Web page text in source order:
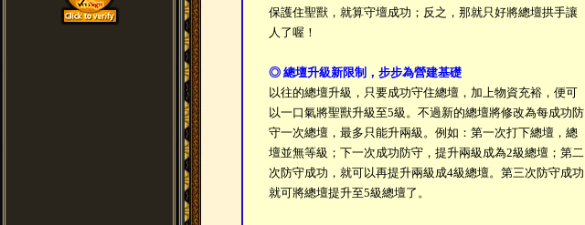
保護住聖獸，就算守壇成功；反之，那就只好將總壇拱手讓
人了喔！
◎ 總壇升級新限制，步步為營建基礎
以往的總壇升級，只要成功守住總壇，加上物資充裕，便可
以一口氣將聖獸升級至5級。不過新的總壇將修改為每成功防
守一次總壇，最多只能升兩級。例如：第一次打下總壇，總
壇並無等級；下一次成功防守，提升兩級成為2級總壇；第二
次防守成功，就可以再提升兩級成4級總壇。第三次防守成功
就可將總壇提升至5級總壇了。